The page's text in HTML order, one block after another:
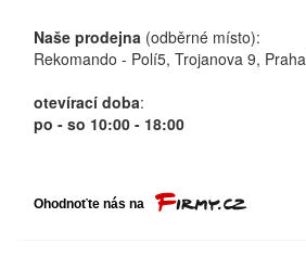
Naše prodejna (odběrné místo):
Rekomando - Polí5, Trojanova 9,
otevírací doba:
po - so 10:00 - 18:00